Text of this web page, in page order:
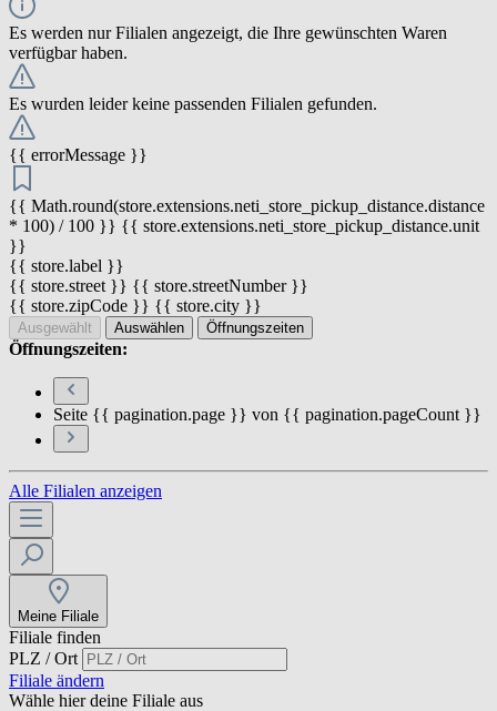
Es werden nur Filialen angezeigt, die Ihre gewünschten Waren
verfügbar haben.
Es wurden leider keine passenden Filialen gefunden.
{{ errorMessage }}
{{ Math.round(store.extensions.neti_store_pickup_distance.distance
* 100) / 100 }} {{ store.extensions.neti_store_pickup_distance.unit
}}
{{ store.label }}
{{ store.street }} {{ store.streetNumber }}
{{ store.zipCode }} {{ store.city }}
Ausgewählt Auswählen Öffnungszeiten
Öffnungszeiten:
Seite {{ pagination.page }} von {{ pagination.pageCount }}
Alle Filialen anzeigen
Meine Filiale
Filiale finden
PLZ / Ort
Filiale ändern
Wähle hier deine Filiale aus